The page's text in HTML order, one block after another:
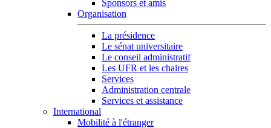
Sponsors et amis
Organisation
La présidence
Le sénat universitaire
Le conseil administratif
Les UFR et les chaires
Services
Administration centrale
Services et assistance
International
Mobilité à l'étranger